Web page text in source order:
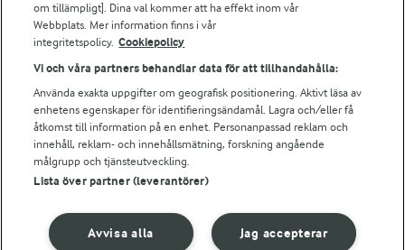
Följ oss
© 2026 Arla Foods
Integritetspolicy
om tillämpligt]. Dina val kommer att ha effekt inom vår
Webbplats. Mer information finns i vår
integritetspolicy. Cookiepolicy
Vi och våra partners behandlar data för att tillhandahålla:
Använda exakta uppgifter om geografisk positionering. Aktivt läsa av
enhetens egenskaper för identifieringsändamål. Lagra och/eller få
åtkomst till information på en enhet. Personanpassad reklam och
innehåll, reklam- och innehållsmätning, forskning angående
målgrupp och tjänsteutveckling.
Lista över partner (leverantörer)
Jag accepterar
Avvisa alla